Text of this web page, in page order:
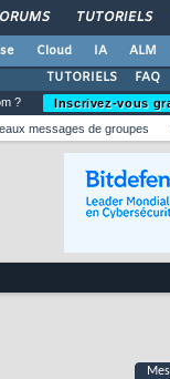
TUTORIELS
Cloud IA ALM
TUTORIELS
FAQ
?
Inscrivez-vous
messages de groupes